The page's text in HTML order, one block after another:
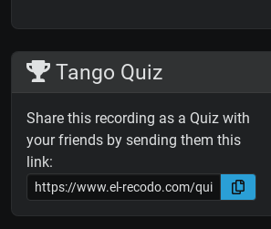
Tango Quiz
Share this recording as a Quiz with
your friends by sending them this
link: